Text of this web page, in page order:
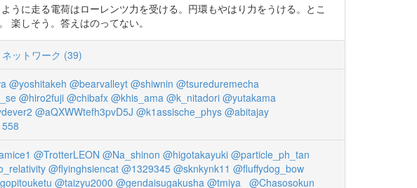
に走る電荷はローレンツ力を受ける。円環もやはり力をうける。とこ
楽しそう。答えはのってない。
ットワーク (39)
@yoshitakeh @bearvalleyt @shiwnin @tsureduremecha
@hiro2fuji @chibafx @khis_ama @k_nitadori @yutakama
@aQXWWtefh3pvD5J @k1assische_phys @abitajay
@TrotterLEON @Na_shinon @higotakayuki @particle_ph_tan
@flyinghsiencat @1329345 @sknkynk11 @fluffydog_bow
@taizyu2000 @gendaisugakusha @tmiya_ @Chasosokun